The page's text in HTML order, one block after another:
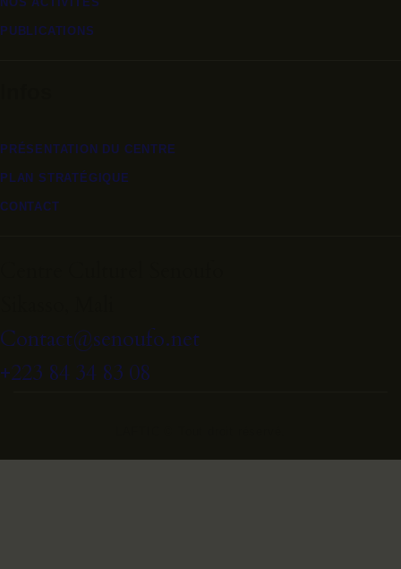
PUBLICATIONS
PRÉSENTATION DU CENTRE
PLAN STRATÉGIQUE
CONTACT
Contact@senoufo.net
+223 84 34 83 08